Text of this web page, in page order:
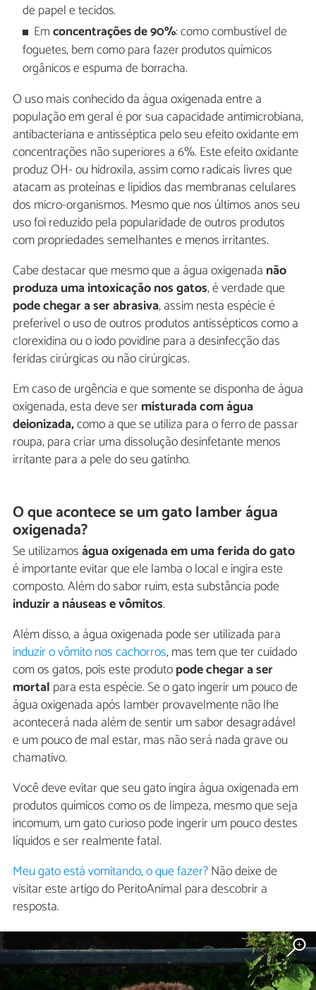
de papel e tecidos.
Emconcentrações de 90%: como combustível de
foguetes, bem como para fazer produtos químicos
orgânicos e espuma de borracha.
O uso mais conhecido da água oxigenada entre a
população em geral é por sua capacidade antimicrobiana,
antibacteriana e antisséptica pelo seu efeito oxidante em
concentrações não superiores a 6%. Este efeito oxidante
produz OH- ou hidroxila, assim como radicais livres que
atacam as proteínas e lipídios das membranas celulares
dos micro-organismos. Mesmo que nos últimos anos seu
uso foi reduzido pela popularidade de outros produtos
com propriedades semelhantes e menos irritantes.
Cabe destacar que mesmo que a água oxigenada não
produza uma intoxicação nos gatos, é verdade que
pode chegar a ser abrasiva, assim nesta espécie é
preferível o uso de outros produtos antissépticos como a
clorexidina ou o iodo povidine para a desinfecção das
feridas cirúrgicas ou não cirúrgicas.
Em caso de urgência e que somente se disponha de água
oxigenada, esta deve sermisturada com água
deionizada,como a que se utiliza para o ferro de passar
roupa, para criar uma dissolução desinfetante menos
irritante para a pele do seu gatinho.
O que acontece se um gato lamber água
oxigenada?
Se utilizamoságua oxigenada em uma ferida do gato
é importante evitar que ele lamba o local e ingira este
composto. Além do sabor ruim, esta substância pode
induzir a náuseas e vômitos.
Além disso, a água oxigenada pode ser utilizada para
induzir o vômito nos cachorros, mas tem que ter cuidado
com os gatos, pois este produtopode chegar a ser
mortal para esta espécie. Se o gato ingerir um pouco de
água oxigenada após lamber provavelmente não lhe
acontecerá nada além de sentir um sabor desagradável
e um pouco de mal estar, mas não será nada grave ou
chamativo.
Você deve evitar que seu gato ingira água oxigenada em
produtos químicos como os de limpeza, mesmo que seja
incomum, um gato curioso pode ingerir um pouco destes
líquidos e ser realmente fatal.
Meu gato está vomitando, o que fazer?Não deixe de
visitar este artigo do PeritoAnimal para descobrir a
resposta.